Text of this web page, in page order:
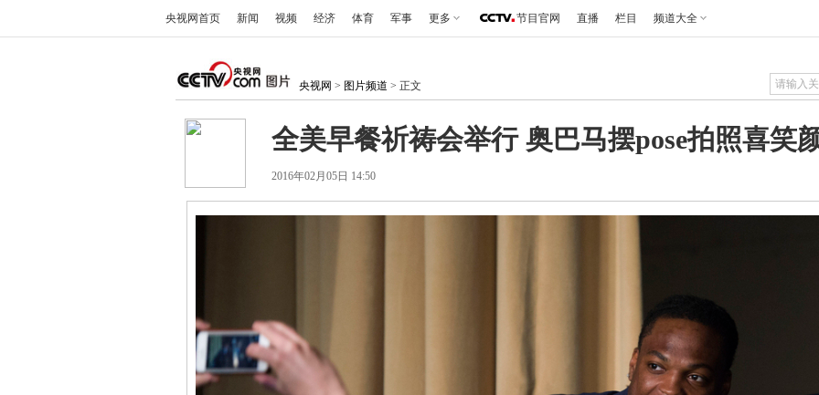
央视网首页 新闻 视频 经济 体育 军事 更多 节目官网 直播 栏目 频道大全
央视网 > 图片频道 > 正文
全美早餐祈祷会举行 奥巴马摆pose拍照喜笑
2016年02月05日 14:50